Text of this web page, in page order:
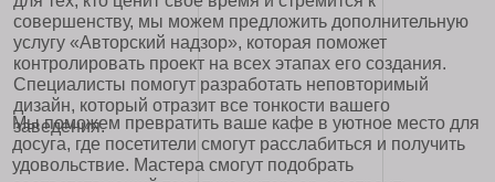
При подготовке мы учитываем, что заказчику может быть
необходимо оптимизировать издержки, и предлагаем
услугу «Управление временем». Мы выполняем заказы
любой сложности согласно срокам. Студия
располагается вВоронеже.Свяжитесь с нами по
телефону, чтобы получить консультацию и обсудить
детали.
удовольствие. Мастера смогут подобрать
соответствующий тематике интерьер, настроить
освещение и цветовую палитру.